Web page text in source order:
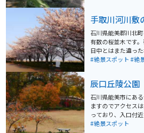
くに駐車場があり
整備されているの
す。約400メートル
番上の「一の滝」
を聞きながら緑の
神社の前にあります。 古くから信仰の場として崇め
てきた七ツ滝、江
「まだ知らぬ 人
の この滝つ瀬を」と読
く、スダジイ等の
とができます。
手取川河川敷
石川県能美郡川北
有数の桜並木です
日中とはまた違った
並木のすぐ近くに
#絶景スポット #絶
辰口丘陵公園
石川県能美市にあ
ますのでアクセス
っており、入口付
感じになります。途
#絶景スポット